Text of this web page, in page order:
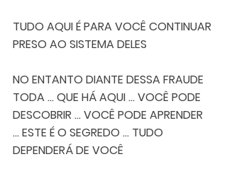
TUDO AQUI É PARA VOCÊ CONTINUAR
PRESO AO SISTEMA DELES
NO ENTANTO DIANTE DESSA FRAUDE
TODA ... QUE HÁ AQUI ... VOCÊ PODE
DESCOBRIR ... VOCÊ PODE APRENDER
... ESTE É O SEGREDO ... TUDO
DEPENDERÁ DE VOCÊ